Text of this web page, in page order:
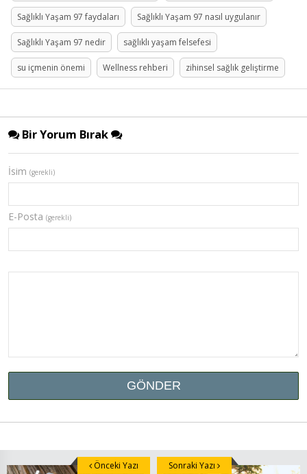
Sağlıklı Yaşam 97 faydaları Sağlıklı Yaşam 97 nasıl uygulanır
Sağlıklı Yaşam 97 nedir sağlıklı yaşam felsefesi
su içmenin önemi Wellness rehberi zihinsel sağlık geliştirme
Bir Yorum Bırak
İsim (gerekli)
E-Posta (gerekli)
Önceki Yazı Sonraki Yazı